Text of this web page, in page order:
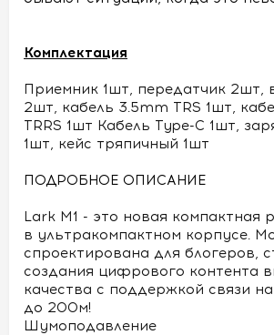
Комплектация
Приемник 1шт, передатчик 2шт,
2шт, кабель 3.5mm TRS 1шт,
TRRS 1шт Кабель Type-C 1шт,
1шт, кейс тряпичный 1шт
ПОДРОБНОЕ ОПИСАНИЕ
Lark M1 - это новая компактная
в ультракомпактном корпусе.
спроектирована для блогеров,
создания цифрового контента
качества с поддержкой связи
до 200м!
Шумоподавление